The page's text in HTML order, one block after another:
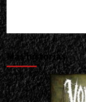
Más historias